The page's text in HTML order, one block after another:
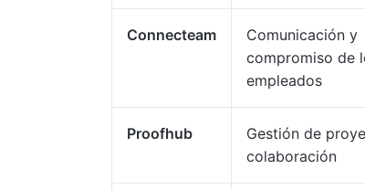
Connecteam
Comunicación y
compromiso de
empleados
Proofhub
Gestión de
colaboración